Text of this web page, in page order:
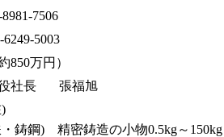
7506
5003
850万円）
役社長 張福旭
鋳鋼) 精密鋳造の小物0.5kg～